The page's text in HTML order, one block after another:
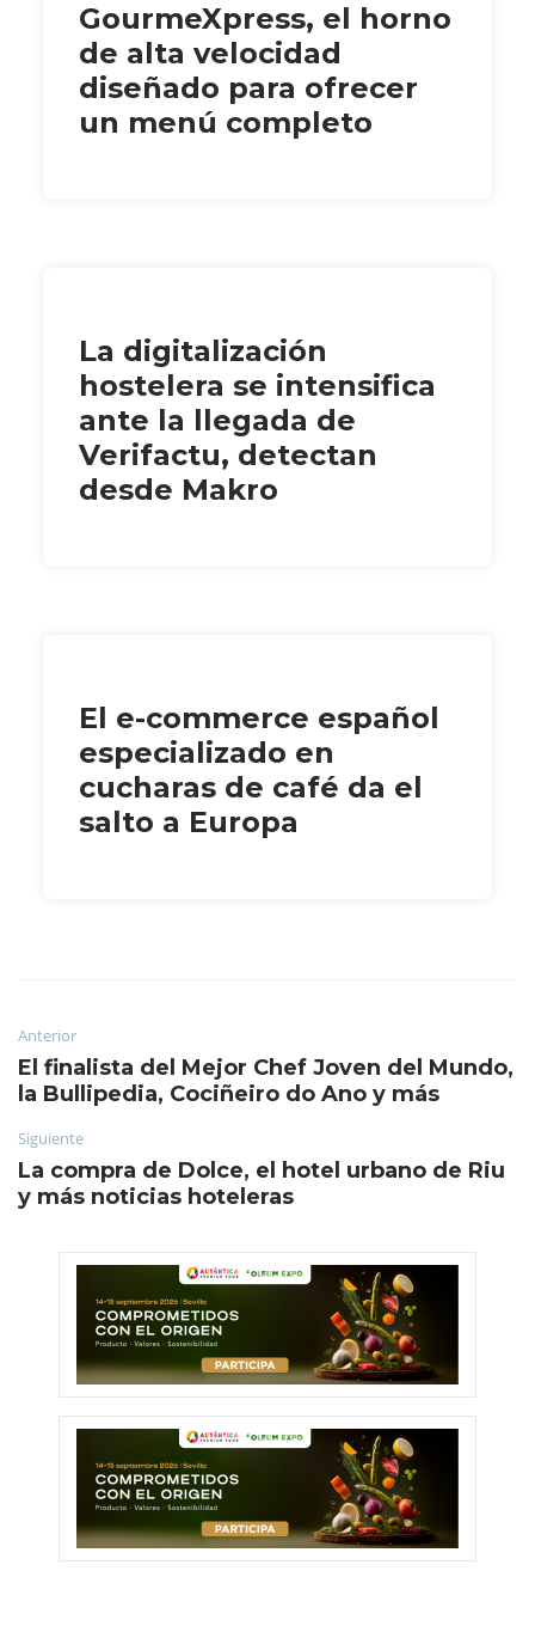
GourmeXpress, el horno
de alta velocidad
diseñado para ofrecer
un menú completo
La digitalización
hostelera se intensifica
ante la llegada de
Verifactu, detectan
desde Makro
El e-commerce español
especializado en
cucharas de café da el
salto a Europa
Anterior
El finalista del Mejor Chef Joven del Mundo,
la Bullipedia, Cociñeiro do Ano y más
Siguiente
La compra de Dolce, el hotel urbano de Riu
y más noticias hoteleras